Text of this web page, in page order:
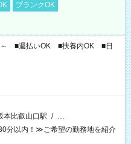
ブランクOK
～ ■週払いOK ■扶養内OK ■日
本比叡山口駅 / …
分以内！≫ご希望の勤務地を紹介